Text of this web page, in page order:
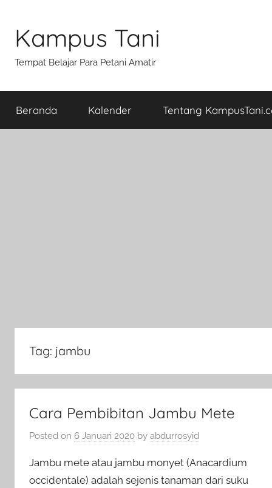
content
Kampus Tani
Tempat Belajar Para Petani Amatir
Beranda Kalender Tentang
Tag: jambu
Cara Pembibitan Jambu Mete
Posted on 6 Januari 2020 by abdurrosyid
Jambu mete atau jambu monyet (Anacardium
occidentale) adalah sejenis tanaman dari suku